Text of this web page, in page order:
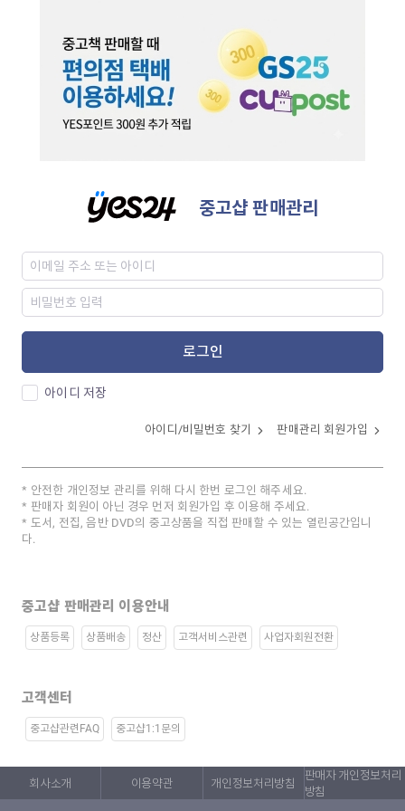
중고샵 판매관리
로그인
아이디 저장
아이디/비밀번호 찾기 판매관리 회원가입
안전한 개인정보 관리를 위해 다시 한번 로그인 해주세요.
판매자 회원이 아닌 경우 먼저 회원가입 후 이용해 주세요.
도서, 전집, 음반 DVD의 중고상품을 직접 판매할 수 있는 열린공간입니
다.
중고샵 판매관리 이용안내
상품등록 상품배송 정산 고객서비스관련 사업자회원전환
고객센터
중고샵관련FAQ 중고샵1:1문의
회사소개 이용약관 개인정보처리방침
판매자 개인정보처리
방침